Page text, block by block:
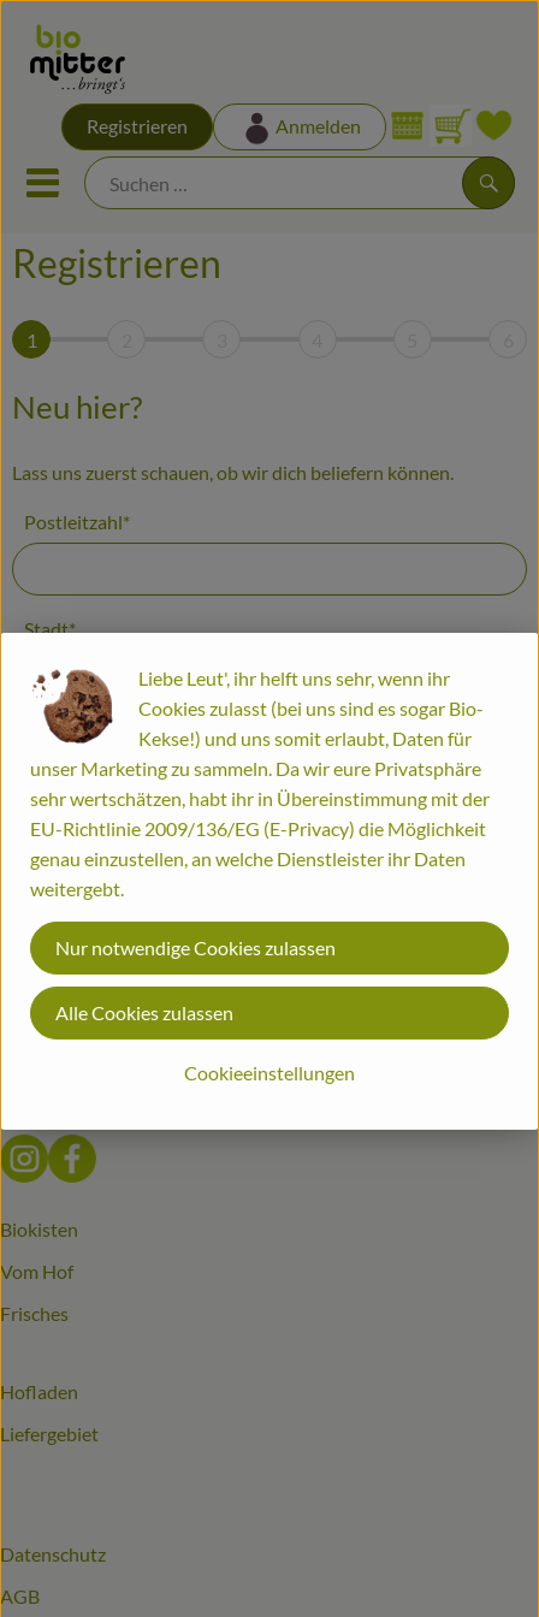
Registrieren Anmelden
Mobiles Menu öffnen oder
Hofladen
NEUES & SONDERANGEBOTE
Geschenkbox
Fertiggerichte
Durstlöscher
Putz- und Waschmittel
Gutscheine
So geht's
Liefergebiete
Bestellinformationen
Biohof
Registrieren
1
Neu hier?
Lass uns zuerst schauen, ob wir dich beliefern können.
Postleitzahl*
Stadt*
Straße und Hausnummer*
Weiter
Biomitter OG
Römerweg 14a
2384 Breitenfurt
+43 2239/ 34281
office@biomitter.at
Externer Link zu https://www.instagram.com/
Externer Link zu https://www.facebook.com/
Biokisten
Vom Hof
Frisches
Hofladen
Liefergebiet
Datenschutz
AGB
Liebe Leut', ihr helft uns sehr, wenn ihr
Cookies zulasst (bei uns sind es sogar Bio-
Kekse!) und uns somit erlaubt, Daten für
unser Marketing zu sammeln. Da wir eure Privatsphäre
sehr wertschätzen, habt ihr in Übereinstimmung mit der
EU-Richtlinie 2009/136/EG (E-Privacy) die Möglichkeit
genau einzustellen, an welche Dienstleister ihr Daten
weitergebt.
Cookieeinstellungen
Nur notwendige Cookies zulassen
Alle Cookies zulassen